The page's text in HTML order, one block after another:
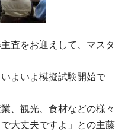
査をお迎えして、マスタ
よいよ模擬試験開始で
、観光、食材などの様々
大丈夫ですよ」との主藤